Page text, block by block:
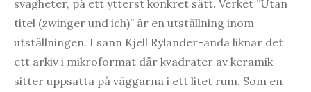
svagheter, på ett ytterst konkret sätt. Verket ”Utan
titel (zwinger und ich)” är en utställning inom
utställningen. I sann Kjell Rylander-anda liknar det
ett arkiv i mikroformat där kvadrater av keramik
sitter uppsatta på väggarna i ett litet rum. Som en